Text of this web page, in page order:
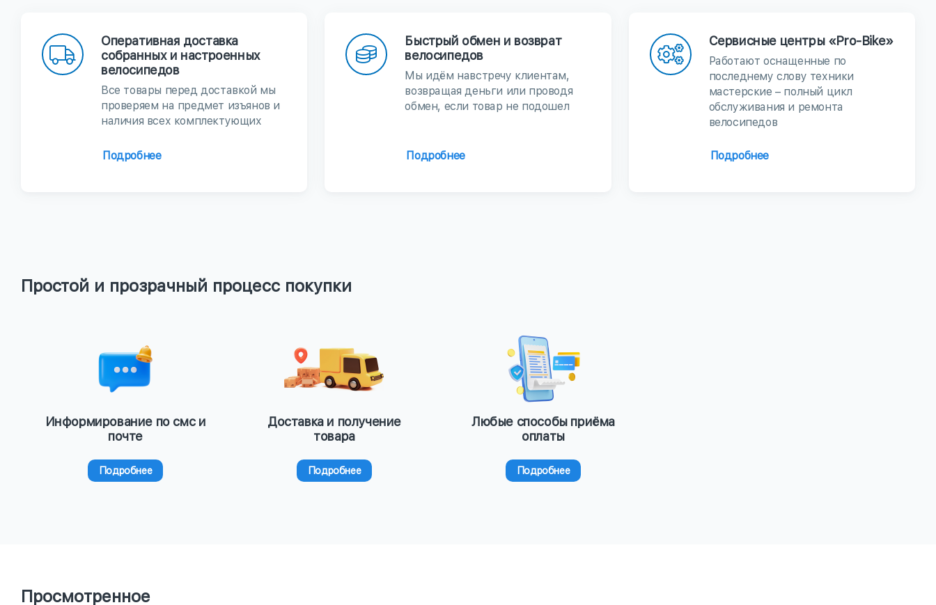
Оперативная доставка
собранных и настроенных
велосипедов
Все товары перед доставкой мы
проверяем на предмет изъянов и
наличия всех комплектующих
Подробнее
Быстрый обмен и возврат
велосипедов
Мы идём навстречу клиентам,
возвращая деньги или проводя
обмен, если товар не подошел
Подробнее
Сервисные центры «Pro-Bike»
Работают оснащенные по
последнему слову техники
мастерские – полный цикл
обслуживания и ремонта
велосипедов
Подробнее
Простой и прозрачный процесс покупки
Информирование по смс и
почте
Подробнее
Доставка и получение
товара
Подробнее
Любые способы приёма
оплаты
Подробнее
Просмотренное